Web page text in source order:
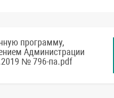
программу,
Администрации
№ 796-па.pdf